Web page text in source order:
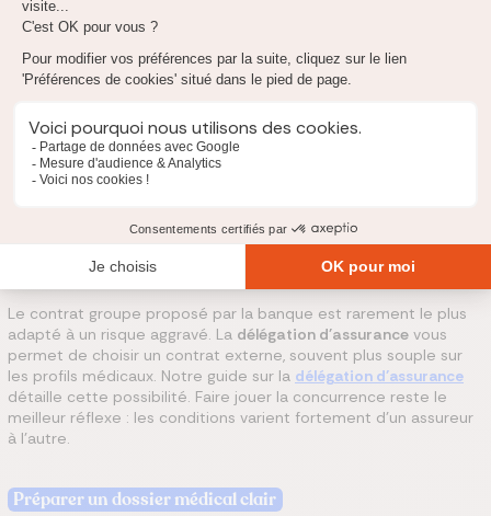
Ce tableau montre les réponses possibles, pas un parcours
type. La décision réelle dépend de l'ancienneté, de la stabilité,
de la fonction rénale, des traitements et des garanties
demandées. Une même personne peut recevoir des réponses
très différentes selon les assureurs.
Comment limiter le risque de refus ou de surprime ?
Comparer hors contrat groupe
Le contrat groupe proposé par la banque est rarement le plus
adapté à un risque aggravé. La délégation d'assurance vous
permet de choisir un contrat externe, souvent plus souple sur
les profils médicaux. Notre guide sur la délégation d'assurance
détaille cette possibilité. Faire jouer la concurrence reste le
meilleur réflexe : les conditions varient fortement d'un assureur
à l'autre.
Préparer un dossier médical clair